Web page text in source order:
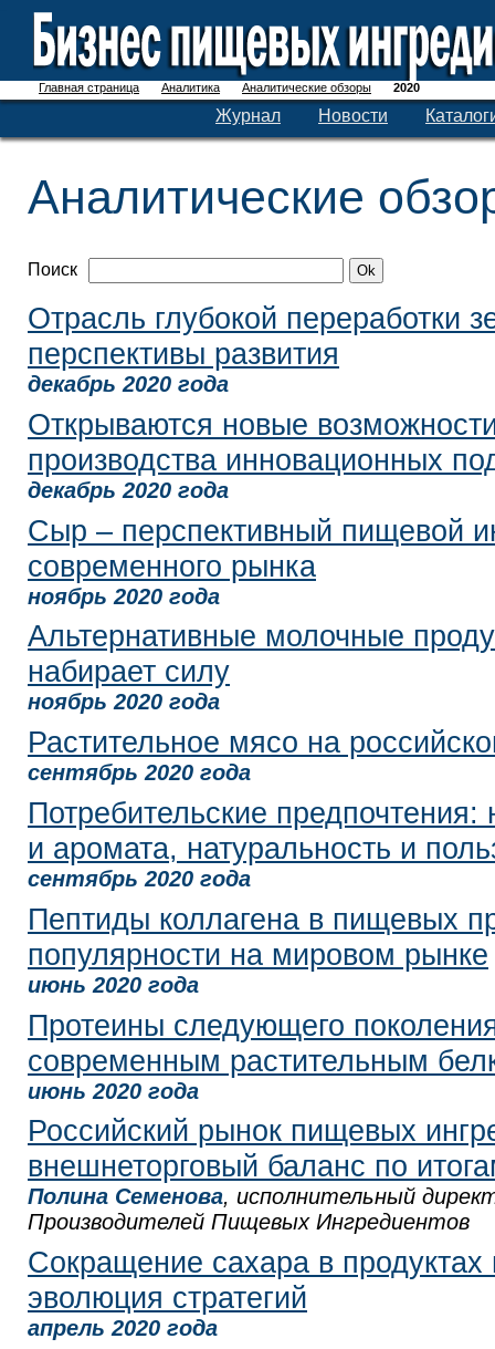
Главная страница Аналитика Аналитические обзоры 2020
Журнал Новости
Аналитические
Поиск
Отрасль глубокой переработки
перспективы развития
декабрь 2020 года
Открываются новые
производства инновационных
декабрь 2020 года
Сыр – перспективный пищевой
современного рынка
ноябрь 2020 года
Альтернативные молочные
набирает силу
ноябрь 2020 года
Растительное мясо на
сентябрь 2020 года
Потребительские предпочтения:
и аромата, натуральность и
сентябрь 2020 года
Пептиды коллагена в пищевых
популярности на мировом рынке
июнь 2020 года
Протеины следующего
современным растительным
июнь 2020 года
Российский рынок пищевых
внешнеторговый баланс по
Полина Семенова, исполнительный
Производителей Пищевых Ингредиентов
Сокращение сахара в продуктах
эволюция стратегий
апрель 2020 года